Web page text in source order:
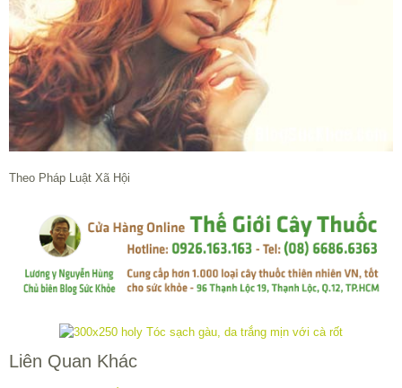
Theo Pháp Luật Xã Hội
Liên Quan Khác